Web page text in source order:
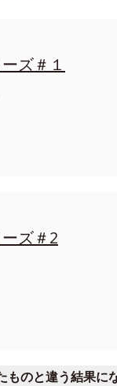
ズ＃１
ズ＃2
のと違う結果に